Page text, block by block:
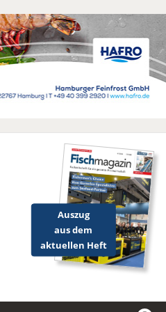
Auszug
aus dem
aktuellen Heft